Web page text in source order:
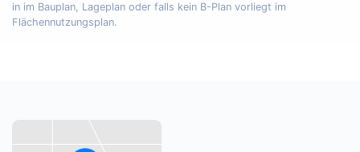
in im Bauplan, Lageplan oder falls kein B-Plan vorliegt im
Flächennutzungsplan.